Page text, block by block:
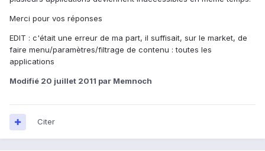
Merci pour vos réponses
EDIT : c'était une erreur de ma part, il suffisait, sur le market, de
faire menu/paramètres/filtrage de contenu : toutes les
applications
Modifié 20 juillet 2011 par Memnoch
Citer